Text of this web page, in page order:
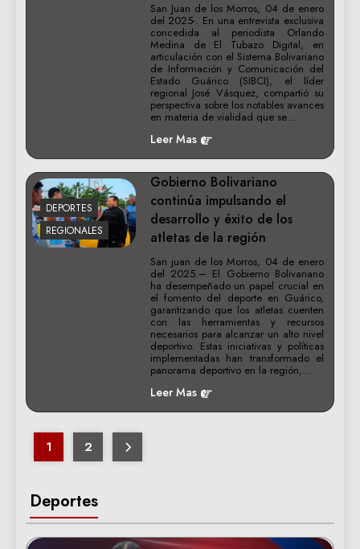
Deportes
San Juan de los Morros, 04 de enero
del 2025-. En una entrevista exclusiva
concedida al periodista Orlando
Medina de El Tubazo Digital, en
articulación con el Sistema Bolivariano
de Información y Comunicación del
Estado Guárico (SIBCI), el líder
regional José Vásquez, compartió su
perspectiva sobre los notables avances
en materia de vialidad que se…
Leer Mas
DEPORTES
REGIONALES
Gobierno Bolivariano
continúa impulsando el
desarrollo y éxito de los
atletas de la región
San juan de los Morros, 04 de enero
del 2025.– El Gobierno Bolivariano
ha desempeñado un papel crucial en
el fomento del deporte en Guárico,
garantizando que los atletas cuenten
con las herramientas y recursos
necesarios para alcanzar un alto nivel
deportivo. Estas iniciativas y políticas
implementadas han transformado el
panorama deportivo en la región,…
Leer Mas
1 2